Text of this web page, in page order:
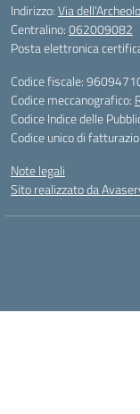
Indirizzo:Via
Centralino:062009082
Posta elettronica
Codice fiscale:
Codice meccanografico:
Codice Indice delle
Codice unico di
Note legali
Sito realizzato da